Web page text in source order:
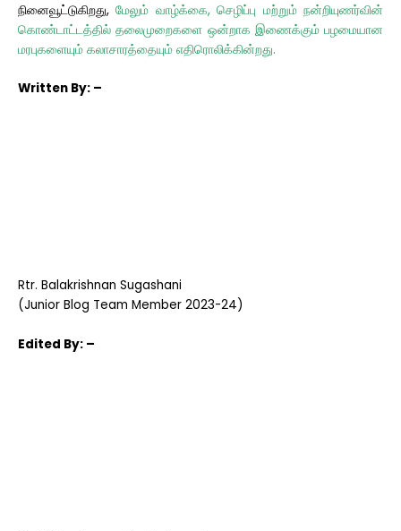
நினைவூட்டுகிறது,மேலும் வாழ்க்கை, செழிப்பு மற்றும் நன்றியுணர்வின்
கொண்டாட்டத்தில் தலைமுறைகளை ஒன்றாக இணைக்கும் பழமையான
மரபுகளையும் கலாசாரத்தையும் எதிரொலிக்கின்றது.
Written By: –
Rtr. Balakrishnan Sugashani
(Junior Blog Team Member 2023-24)
Edited By: –